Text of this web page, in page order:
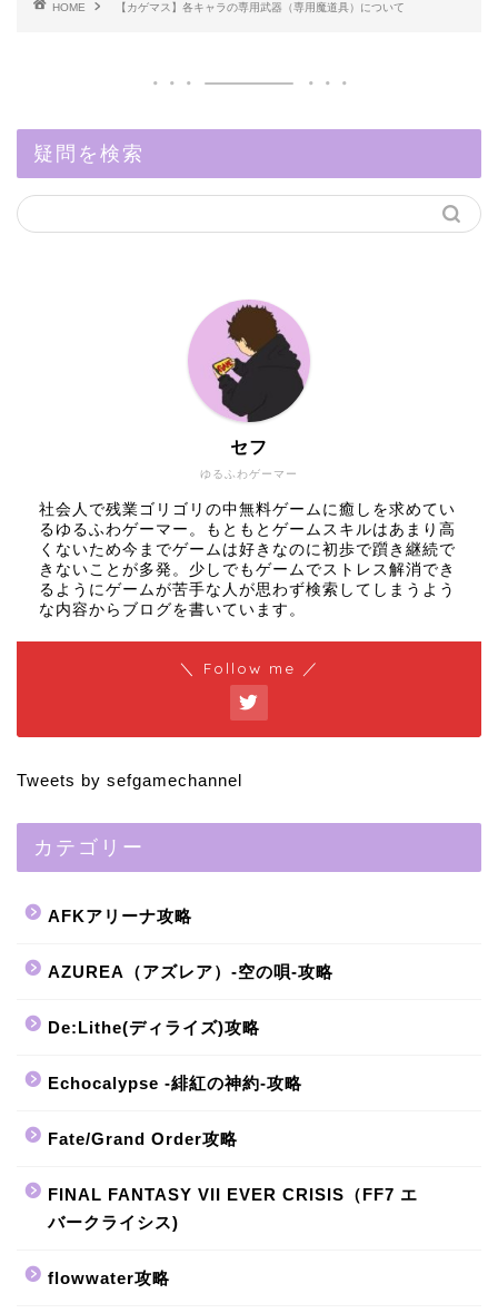
HOME 【カゲマス】各キャラの専用武器（専用魔道具）について
疑問を検索
ゆるふわゲーマー
セフ
社会人で残業ゴリゴリの中無料ゲームに癒しを求めてい
るゆるふわゲーマー。もともとゲームスキルはあまり高
くないため今までゲームは好きなのに初歩で躓き継続で
きないことが多発。少しでもゲームでストレス解消でき
るようにゲームが苦手な人が思わず検索してしまうよう
な内容からブログを書いています。
＼ Follow me ／
Tweets by sefgamechannel
カテゴリー
AFKアリーナ攻略
AZUREA（アズレア）-空の唄-攻略
De:Lithe(ディライズ)攻略
Echocalypse -緋紅の神約-攻略
Fate/Grand Order攻略
FINAL FANTASY VII EVER CRISIS（FF7 エ
バークライシス)
flowwater攻略